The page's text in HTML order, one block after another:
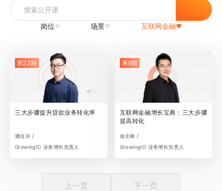
岗位 场景 互联网金融
第23期
三大步骤提升贷款业务转化率
潘佳兴 /
GrowingIO 业务增长负责人
第9期
互联网金融增长宝典：三大步骤
提高转化
徐主峰 /
GrowingIO 业务增长负责人
上一页 下一页